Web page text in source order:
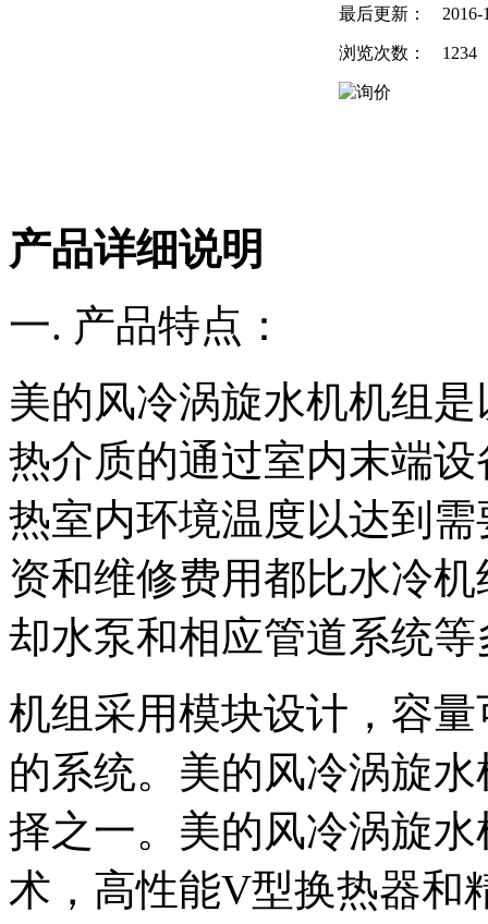
最后更新： 2016-
浏览次数： 1234
产品详细说明
一. 产品特点：
美的风冷涡旋水机机组
热介质的通过室内末端
热室内环境温度以达到
资和维修费用都比水冷
却水泵和相应管道系统
机组采用模块设计，容
的系统。美的风冷涡旋
择之一。美的风冷涡旋
术，高性能V型换热器和